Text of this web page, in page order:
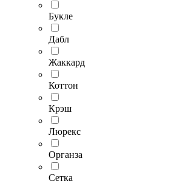
Букле
Дабл
Жаккард
Коттон
Крэш
Люрекс
Органза
Сетка